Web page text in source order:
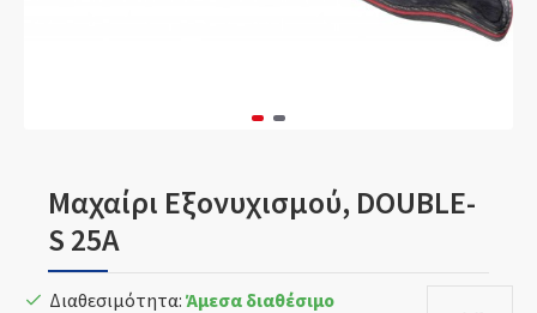
Μαχαίρι Εξονυχισμού, DOUBLE-
S 25A
Διαθεσιμότητα: Άμεσα διαθέσιμο